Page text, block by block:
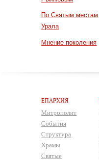
По Святым местам
Урала
Мнение поколения
ЕПАРХИЯ
Митрополит
События
Структура
Храмы
Святые